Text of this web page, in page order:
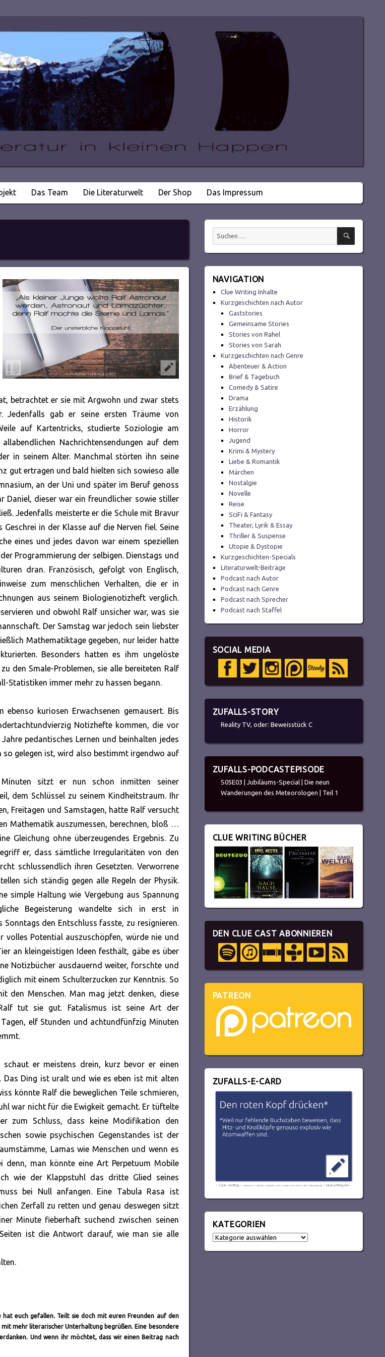
Das Team Die Literaturwelt Der Shop Das Impressum
betrachtet er sie mit Argwohn und zwar stets
Jedenfalls gab er seine ersten Träume von
auf Kartentricks, studierte Soziologie am
Nachrichtensendungen auf dem
in seinem Alter. Manchmal störten ihn seine
gut ertragen und bald hielten sich sowieso alle
an der Uni und später im Beruf genoss
Daniel, dieser war ein freundlicher sowie stiller
Jedenfalls meisterte er die Schule mit Bravur
in der Klasse auf die Nerven fiel. Seine
eines und jedes davon war einem speziellen
Programmierung der selbigen. Dienstags und
dran. Französisch, gefolgt von Englisch,
zum menschlichen Verhalten, die er in
aus seinem Biologienotizheft verglich.
und obwohl Ralf unsicher war, was sie
Der Samstag war jedoch sein liebster
Mathematiktage gegeben, nur leider hatte
Besonders hatten es ihm ungelöste
den Smale-Problemen, sie alle bereiteten Ralf
Statistiken immer mehr zu hassen begann.
kuriosen Erwachsenen gemausert. Bis
Notizhefte kommen, die vor
pedantisches Lernen und beinhalten jedes
so gelegen ist, wird also bestimmt irgendwo auf
sitzt er nun schon inmitten seiner
dem Schlüssel zu seinem Kindheitstraum. Ihr
Freitagen und Samstagen, hatte Ralf versucht
Mathematik auszumessen, berechnen, bloß …
Gleichung ohne überzeugendes Ergebnis. Zu
er, dass sämtliche Irregularitäten von den
schlussendlich ihren Gesetzten. Verworrene
sich ständig gegen alle Regeln der Physik.
simple Haltung wie Vergebung aus Spannung
Begeisterung wandelte sich in erst in
den Entschluss fasste, zu resignieren.
Potential auszuschöpfen, würde nie und
an kleingeistigen Ideen festhält, gäbe es über
Notizbücher ausdauernd weiter, forschte und
mit einem Schulterzucken zur Kenntnis. So
den Menschen. Man mag jetzt denken, diese
tut sie gut. Fatalismus ist seine Art der
elf Stunden und achtundfünfzig Minuten
er meistens drein, kurz bevor er einen
Ding ist uralt und wie es eben ist mit alten
könnte Ralf die beweglichen Teile schmieren,
war nicht für die Ewigkeit gemacht. Er tüftelte
zum Schluss, dass keine Modifikation den
sowie psychischen Gegenstandes ist der
Lamas wie Menschen und wenn es
man könnte eine Art Perpetuum Mobile
wie der Klappstuhl das dritte Glied seines
bei Null anfangen. Eine Tabula Rasa ist
Zerfall zu retten und genau deswegen sitzt
Minute fieberhaft suchend zwischen seinen
ist die Antwort darauf, wie man sie alle
hat euch gefallen. Teilt sie doch mit euren Freunden auf den
mehr literarischer Unterhaltung begrüßen. Eine besondere
Und wenn ihr möchtet, dass wir einen Beitrag nach
Suchen
SUCHEN
NAVIGATION
Clue Writing Inhalte
Kurzgeschichten nach Autor
Gaststories
Gemeinsame Stories
Stories von Rahel
Stories von Sarah
Kurzgeschichten nach Genre
Abenteuer & Action
Brief & Tagebuch
Comedy & Satire
Drama
Erzählung
Historik
Horror
Jugend
Krimi & Mystery
Liebe & Romantik
Märchen
Nostalgie
Novelle
Reise
SciFi & Fantasy
Theater, Lyrik & Essay
Thriller & Suspense
Utopie & Dystopie
Kurzgeschichten-Specials
Literaturwelt-Beiträge
Podcast nach Autor
Podcast nach Genre
Podcast nach Sprecher
Podcast nach Staffel
SOCIAL MEDIA
ZUFALLS-STORY
Reality TV, oder: Beweisstück C
ZUFALLS-PODCASTEPISODE
S05E03 | Jubiläums-Special | Die neun
Wanderungen des Meteorologen | Teil 1
CLUE WRITING BÜCHER
DEN CLUE CAST ABONNIEREN
PATREON
ZUFALLS-E-CARD
KATEGORIEN
Kategorien